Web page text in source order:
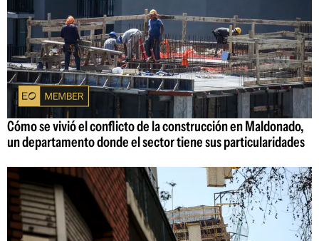
Cómo se vivió el conflicto de la construcción en Maldonado,
un departamento donde el sector tiene sus particularidades